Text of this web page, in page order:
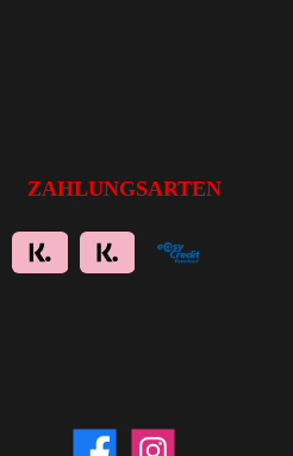
ZAHLUNGSARTEN